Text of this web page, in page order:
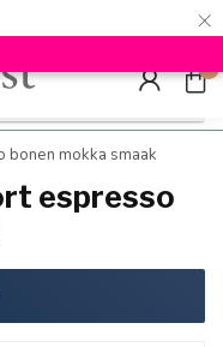
×
| Minimum
Hızlı
0
bonen mokka smaak
espresso